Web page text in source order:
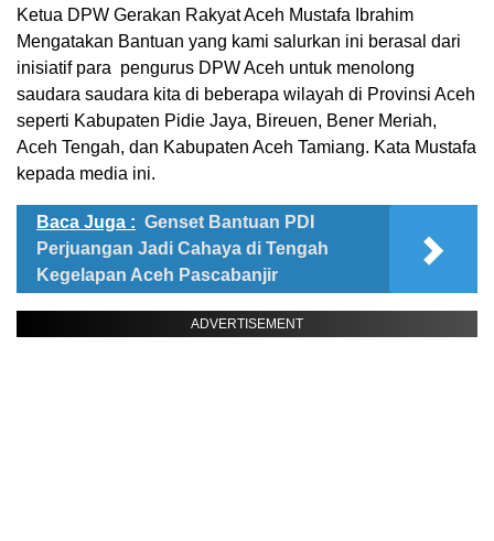
Ketua DPW Gerakan Rakyat Aceh Mustafa Ibrahim
Mengatakan Bantuan yang kami salurkan ini berasal dari
inisiatif para pengurus DPW Aceh untuk menolong
saudara saudara kita di beberapa wilayah di Provinsi Aceh
seperti Kabupaten Pidie Jaya, Bireuen, Bener Meriah,
Aceh Tengah, dan Kabupaten Aceh Tamiang. Kata Mustafa
kepada media ini.
Baca Juga : Genset Bantuan PDI
Perjuangan Jadi Cahaya di Tengah
Kegelapan Aceh Pascabanjir
ADVERTISEMENT